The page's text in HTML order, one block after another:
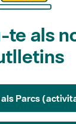
te als
als Parcs